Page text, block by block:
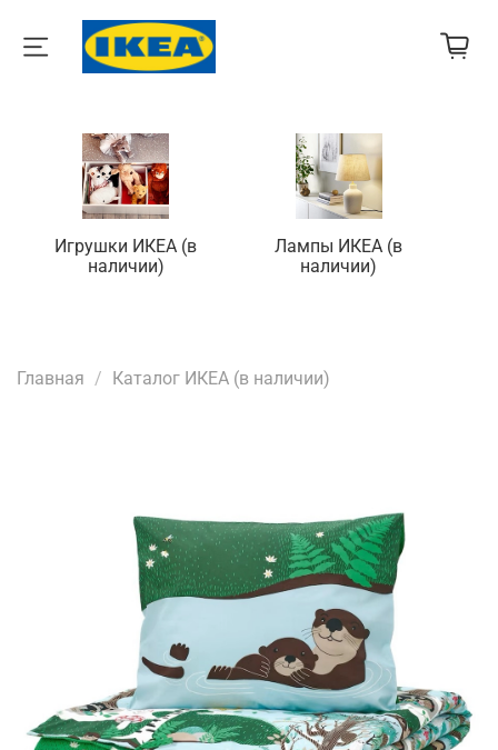
Игрушки ИКЕА (в
наличии)
Лампы ИКЕА (в
наличии)
Главная Каталог ИКЕА (в наличии)